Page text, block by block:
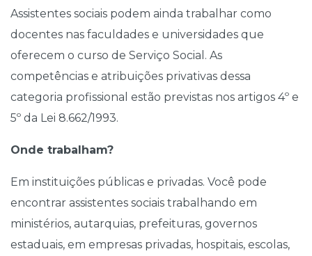
Assistentes sociais podem ainda trabalhar como
docentes nas faculdades e universidades que
oferecem o curso de Serviço Social. As
competências e atribuições privativas dessa
categoria profissional estão previstas nos artigos 4º e
5º da Lei 8.662/1993.
Onde trabalham?
Em instituições públicas e privadas. Você pode
encontrar assistentes sociais trabalhando em
ministérios, autarquias, prefeituras, governos
estaduais, em empresas privadas, hospitais, escolas,